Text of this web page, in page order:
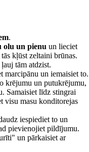
.
olu un pienu un lieciet
kļūst zeltaini brūnas.
tām atdzist.
un iemaisiet to.
krējumu un putukrējumu,
Samaisiet līdz stingrai
visu masu konditorejas
iespiediet to un
pievienojiet pildījumu.
un pārkaisiet ar